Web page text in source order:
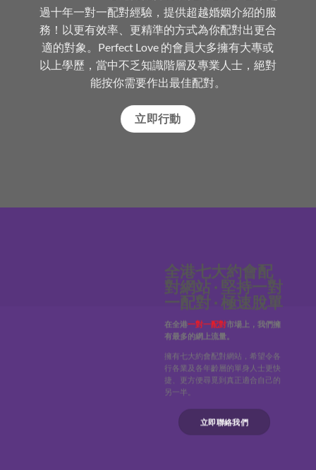
過十年一對一配對經驗，提供超越婚姻介紹的服
務！以更有效率、更精準的方式為你配對出更合
適的對象。Perfect Love 的會員大多擁有大專或
以上學歷，當中不乏知識階層及專業人士，絕對
能按你需要作出最佳配對。
立即行動
全港七大約會配
對網站 · 堅持一對
一配對 · 極速脫單
在全港一對一配對市場上，我們擁
有最多的網上流量。
擁有七大約會配對網站，希望令各
行各業及各年齡層的單身人士更快
捷、更方便尋覓到真正適合自己的
另一半。
立即聯絡我們